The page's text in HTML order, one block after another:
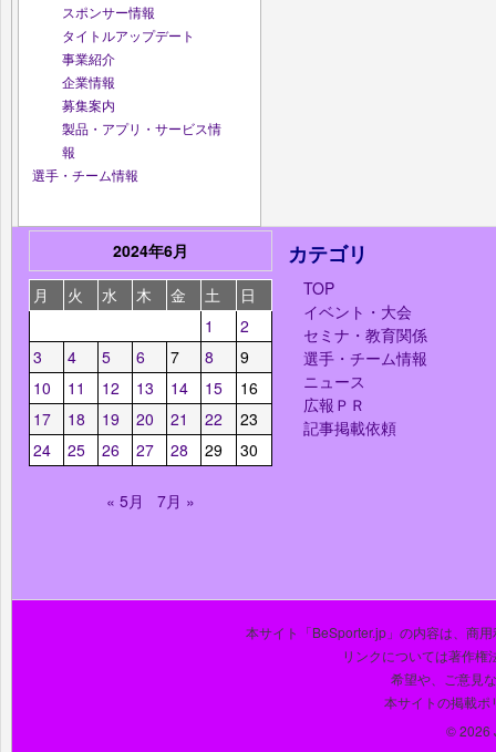
スポンサー情報
タイトルアップデート
事業紹介
企業情報
募集案内
製品・アプリ・サービス情
報
選手・チーム情報
2024年6月
月
火 水 木 金 土
日
1
2
3
4 5 6 7 8
9
10
11 12 13 14 15
16
17
18 19 20 21 22
23
24
25 26 27 28 29 30
« 5月 7月 »
カテゴリ
TOP
イベント・大会
セミナ・教育関係
選手・チーム情報
ニュース
広報ＰＲ
記事掲載依頼
本サイト「BeSporter.jp」の内容は、商
リンクについては著作権
希望や、ご意見
本サイトの掲載ポ
© 2026